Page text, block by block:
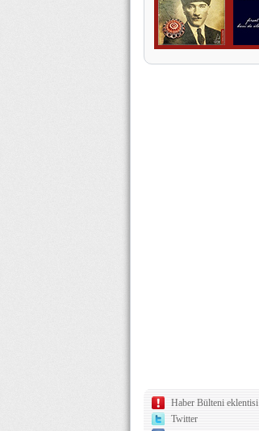
Haber Bülteni eklentisi
Twitter